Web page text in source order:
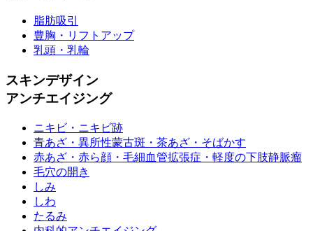
脂肪吸引
豊胸・リフトアップ
乳頭・乳輪
スキンデザイン
アンチエイジング
ニキビ・ニキビ跡
青あざ・異所性蒙古斑・茶あざ・そばかす
赤あざ・赤ら顔・毛細血管拡張症・軽度の下肢静脈瘤
毛穴の開き
しみ
しわ
たるみ